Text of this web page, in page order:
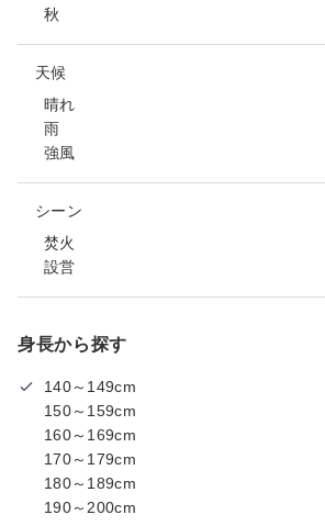
秋
天候
晴れ
雨
強風
シーン
焚火
設営
身長から探す
140～149cm
150～159cm
160～169cm
170～179cm
180～189cm
190～200cm